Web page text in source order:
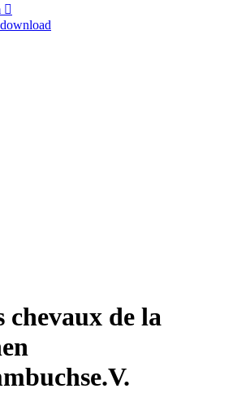

download
chevaux de la